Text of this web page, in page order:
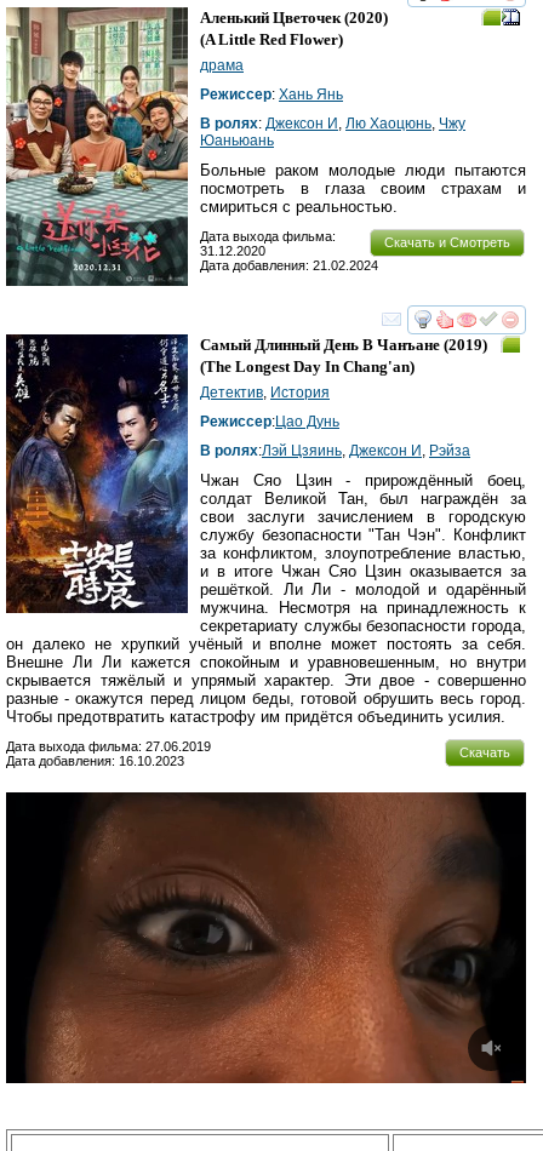
смотреть
Аленький Цветочек(2020)
(A Little Red Flower)
драма
Режиссер: Хань Янь
В ролях: Джексон И , Лю Хаоцюнь, Чжу
Юаньюань
Больные раком молодые люди пытаются
посмотреть в глаза своим страхам и
смириться с реальностью.
Скачать и Смотреть
Дата выхода фильма:
31.12.2020
Дата добавления: 21.02.2024
смотреть
Самый Длинный День В Чанъане (2019)
(The Longest Day In Chang'an)
Детектив, История
Режиссер:Цао Дунь
В ролях:Лэй Цзяинь, Джексон И , Рэйза
Чжан Сяо Цзин - прирождённый боец,
солдат Великой Тан, был награждён за
свои заслуги зачислением в городскую
службу безопасности "Тан Чэн". Конфликт
за конфликтом, злоупотребление властью,
и в итоге Чжан Сяо Цзин оказывается за
решёткой. Ли Ли - молодой и одарённый
мужчина. Несмотря на принадлежность к
секретариату службы безопасности города,
он далеко не хрупкий учёный и вполне может постоять за себя.
Внешне Ли Ли кажется спокойным и уравновешенным, но внутри
скрывается тяжёлый и упрямый характер. Эти двое - совершенно
разные - окажутся перед лицом беды, готовой обрушить весь город.
Чтобы предотвратить катастрофу им придётся объединить усилия.
Скачать
Дата выхода фильма: 27.06.2019
Дата добавления: 16.10.2023